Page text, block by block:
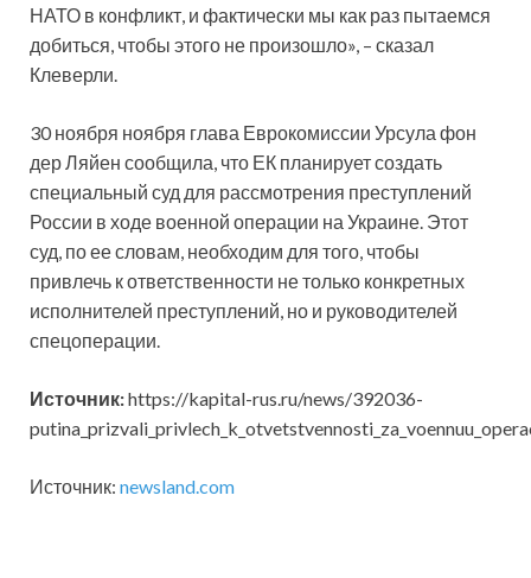
НАТО в конфликт, и фактически мы как раз пытаемся
добиться, чтобы этого не произошло», – сказал
Клеверли.
30 ноября ноября глава Еврокомиссии Урсула фон
дер Ляйен сообщила, что ЕК планирует создать
специальный суд для рассмотрения преступлений
России в ходе военной операции на Украине. Этот
суд, по ее словам, необходим для того, чтобы
привлечь к ответственности не только конкретных
исполнителей преступлений, но и руководителей
спецоперации.
Источник:https://kapital-rus.ru/news/392036-
Источник: newsland.com